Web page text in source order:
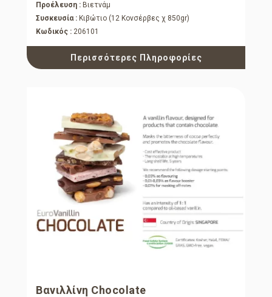
Προέλευση : Βιετνάμ
Συσκευσία : Κιβώτιο (12 Κονσέρβες χ 850gr)
Κωδικός : 206101
Περισσότερες Πληροφορίες
Βανιλλίνη Chocolate